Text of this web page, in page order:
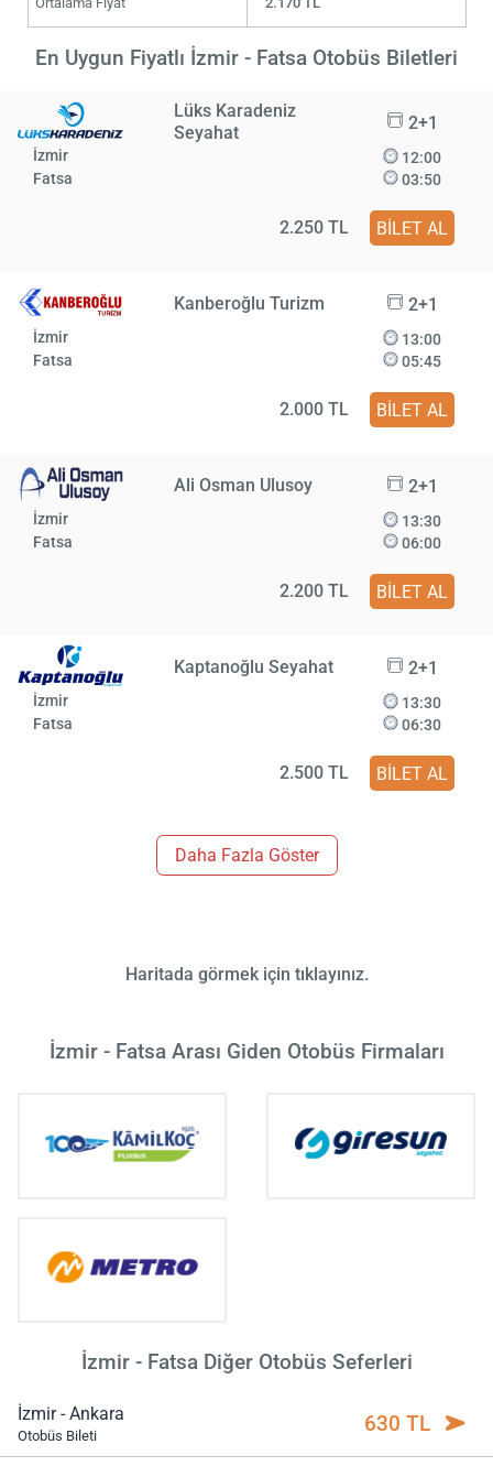
En Uygun Fiyatlı İzmir - Fatsa Otobüs Biletleri
Lüks Karadeniz
Seyahat
2+1
İzmir
Fatsa
12:00
03:50
2.250 TL BİLET AL
Kanberoğlu Turizm 2+1
İzmir
Fatsa
13:00
05:45
2.000 TL BİLET AL
Ali Osman Ulusoy 2+1
İzmir
Fatsa
13:30
06:00
2.200 TL BİLET AL
Kaptanoğlu Seyahat 2+1
İzmir
Fatsa
13:30
06:30
2.500 TL BİLET AL
Daha Fazla Göster
Haritada görmek için tıklayınız.
İzmir - Fatsa Arası Giden Otobüs Firmaları
İzmir - Fatsa Diğer Otobüs Seferleri
İzmir - Ankara
Otobüs Bileti 630 TL